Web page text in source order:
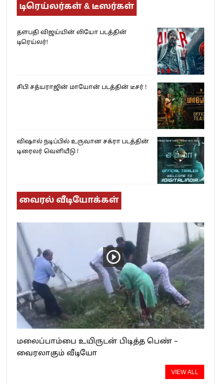
டிரெய்லர்கள் & டீஸர்கள்
தளபதி விஜய்யின் லியோ படத்தின்
டிரெய்லர்!
சிபி சத்யராஜின் மாயோன் படத்தின் டீசர் !
விஷால் நடிப்பில் உருவான சக்ரா படத்தின்
டிரைலர் வெளியீடு !
வைரல் வீடியோக்கள்
மலைப்பாம்பை உயிருடன் பிடித்த பெண் –
வைரலாகும் வீடியோ
VIEW ALL